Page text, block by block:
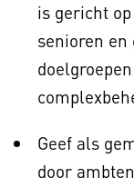
is gericht
senioren
Geef als
door